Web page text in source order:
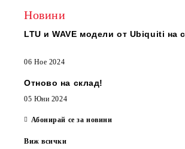
Новини
LTU и WAVE модели от Ubiquiti на
06 Ное 2024
Отново на склад!
05 Юни 2024
Абонирай се за новини
Виж всички